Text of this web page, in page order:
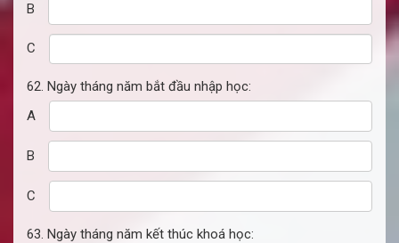
B
C
62. Ngày tháng năm bắt đầu nhập học:
A
B
C
63. Ngày tháng năm kết thúc khoá học: